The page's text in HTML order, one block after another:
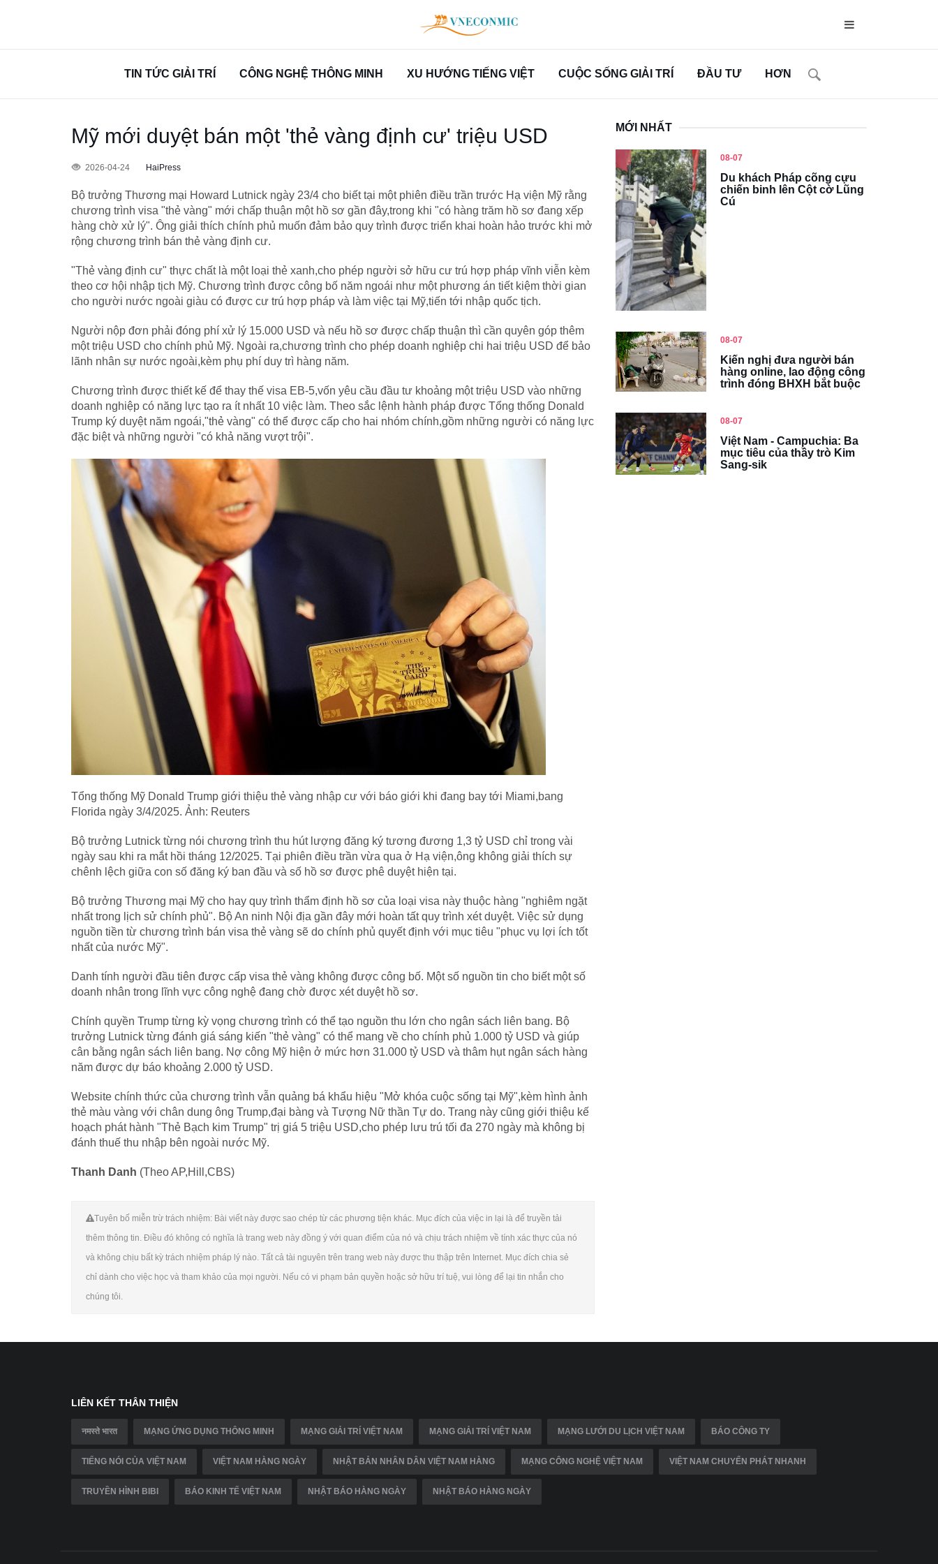
TIN TỨC GIẢI TRÍ CÔNG NGHỆ THÔNG MINH XU HƯỚNG TIẾNG VIỆT CUỘC SỐNG GIẢI TRÍ ĐẦU TƯ HƠN
Mỹ mới duyệt bán một 'thẻ vàng định cư' triệu USD
2026-04-24 HaiPress
Bộ trưởng Thương mại Howard Lutnick ngày 23/4 cho biết tại một phiên điều trần trước Hạ viện Mỹ rằng
chương trình visa "thẻ vàng" mới chấp thuận một hồ sơ gần đây,trong khi "có hàng trăm hồ sơ đang xếp
hàng chờ xử lý". Ông giải thích chính phủ muốn đảm bảo quy trình được triển khai hoàn hảo trước khi mở
rộng chương trình bán thẻ vàng định cư.
"Thẻ vàng định cư" thực chất là một loại thẻ xanh,cho phép người sở hữu cư trú hợp pháp vĩnh viễn kèm
theo cơ hội nhập tịch Mỹ. Chương trình được công bố năm ngoái như một phương án tiết kiệm thời gian
cho người nước ngoài giàu có được cư trú hợp pháp và làm việc tại Mỹ,tiến tới nhập quốc tịch.
Người nộp đơn phải đóng phí xử lý 15.000 USD và nếu hồ sơ được chấp thuận thì cần quyên góp thêm
một triệu USD cho chính phủ Mỹ. Ngoài ra,chương trình cho phép doanh nghiệp chi hai triệu USD để bảo
lãnh nhân sự nước ngoài,kèm phụ phí duy trì hàng năm.
Chương trình được thiết kế để thay thế visa EB-5,vốn yêu cầu đầu tư khoảng một triệu USD vào những
doanh nghiệp có năng lực tạo ra ít nhất 10 việc làm. Theo sắc lệnh hành pháp được Tổng thống Donald
Trump ký duyệt năm ngoái,"thẻ vàng" có thể được cấp cho hai nhóm chính,gồm những người có năng lực
đặc biệt và những người "có khả năng vượt trội".
Tổng thống Mỹ Donald Trump giới thiệu thẻ vàng nhập cư với báo giới khi đang bay tới Miami,bang
Florida ngày 3/4/2025. Ảnh: Reuters
Bộ trưởng Lutnick từng nói chương trình thu hút lượng đăng ký tương đương 1,3 tỷ USD chỉ trong vài
ngày sau khi ra mắt hồi tháng 12/2025. Tại phiên điều trần vừa qua ở Hạ viện,ông không giải thích sự
chênh lệch giữa con số đăng ký ban đầu và số hồ sơ được phê duyệt hiện tại.
Bộ trưởng Thương mại Mỹ cho hay quy trình thẩm định hồ sơ của loại visa này thuộc hàng "nghiêm ngặt
nhất trong lịch sử chính phủ". Bộ An ninh Nội địa gần đây mới hoàn tất quy trình xét duyệt. Việc sử dụng
nguồn tiền từ chương trình bán visa thẻ vàng sẽ do chính phủ quyết định với mục tiêu "phục vụ lợi ích tốt
nhất của nước Mỹ".
Danh tính người đầu tiên được cấp visa thẻ vàng không được công bố. Một số nguồn tin cho biết một số
doanh nhân trong lĩnh vực công nghệ đang chờ được xét duyệt hồ sơ.
Chính quyền Trump từng kỳ vọng chương trình có thể tạo nguồn thu lớn cho ngân sách liên bang. Bộ
trưởng Lutnick từng đánh giá sáng kiến "thẻ vàng" có thể mang về cho chính phủ 1.000 tỷ USD và giúp
cân bằng ngân sách liên bang. Nợ công Mỹ hiện ở mức hơn 31.000 tỷ USD và thâm hụt ngân sách hàng
năm được dự báo khoảng 2.000 tỷ USD.
Website chính thức của chương trình vẫn quảng bá khẩu hiệu "Mở khóa cuộc sống tại Mỹ",kèm hình ảnh
thẻ màu vàng với chân dung ông Trump,đại bàng và Tượng Nữ thần Tự do. Trang này cũng giới thiệu kế
hoạch phát hành "Thẻ Bạch kim Trump" trị giá 5 triệu USD,cho phép lưu trú tối đa 270 ngày mà không bị
đánh thuế thu nhập bên ngoài nước Mỹ.
Thanh Danh (Theo AP,Hill,CBS)
Tuyên bố miễn trừ trách nhiệm: Bài viết này được sao chép từ các phương tiện khác. Mục đích của việc in lại là để truyền tải
thêm thông tin. Điều đó không có nghĩa là trang web này đồng ý với quan điểm của nó và chịu trách nhiệm về tính xác thực của nó
và không chịu bất kỳ trách nhiệm pháp lý nào. Tất cả tài nguyên trên trang web này được thu thập trên Internet. Mục đích chia sẻ
chỉ dành cho việc học và tham khảo của mọi người. Nếu có vi phạm bản quyền hoặc sở hữu trí tuệ, vui lòng để lại tin nhắn cho
chúng tôi.
MỚI NHẤT
08-07
Du khách Pháp cõng cựu
chiến binh lên Cột cờ Lũng
Cú
08-07
Kiến nghị đưa người bán
hàng online, lao động công
trình đóng BHXH bắt buộc
08-07
Việt Nam - Campuchia: Ba
mục tiêu của thầy trò Kim
Sang-sik
LIÊN KẾT THÂN THIỆN
नमस्ते भारत MẠNG ỨNG DỤNG THÔNG MINH MẠNG GIẢI TRÍ VIỆT NAM MẠNG GIẢI TRÍ VIỆT NAM MẠNG LƯỚI DU LỊCH VIỆT NAM BÁO CÔNG TY
TIẾNG NÓI CỦA VIỆT NAM VIỆT NAM HÀNG NGÀY NHẬT BẢN NHÂN DÂN VIỆT NAM HÀNG MẠNG CÔNG NGHỆ VIỆT NAM VIỆT NAM CHUYỂN PHÁT NHANH
TRUYỀN HÌNH BIBI BÁO KINH TẾ VIỆT NAM NHẬT BÁO HÀNG NGÀY NHẬT BÁO HÀNG NGÀY